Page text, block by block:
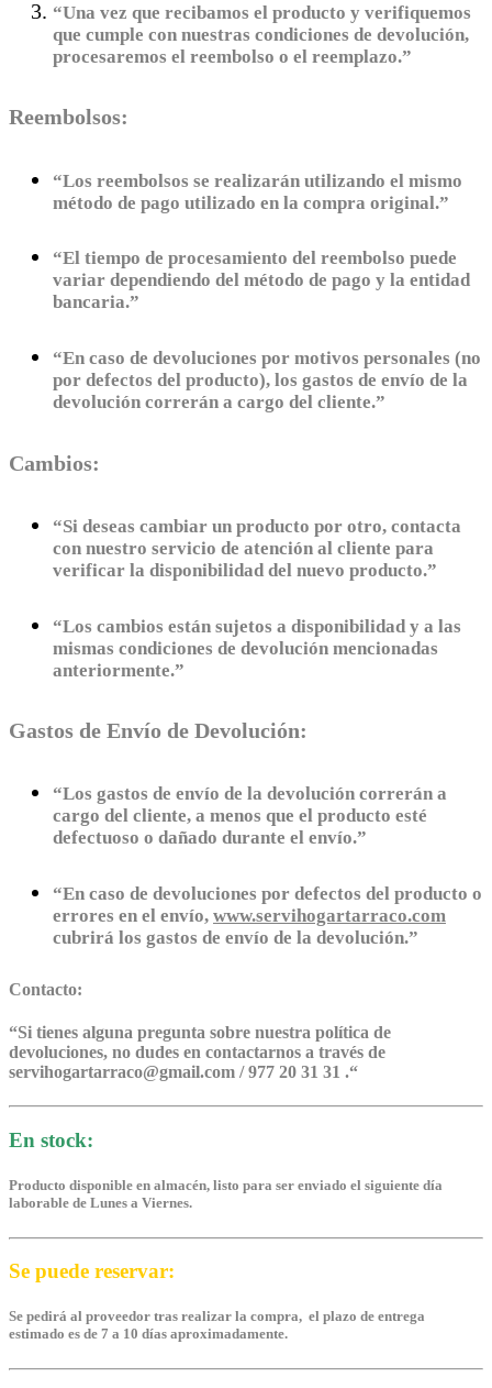
“Una vez que recibamos el producto y verifiquemos
que cumple con nuestras condiciones de devolución,
procesaremos el reembolso o el reemplazo.”
Reembolsos:
“Los reembolsos se realizarán utilizando el mismo
método de pago utilizado en la compra original.”
“El tiempo de procesamiento del reembolso puede
variar dependiendo del método de pago y la entidad
bancaria.”
“En caso de devoluciones por motivos personales (no
por defectos del producto), los gastos de envío de la
devolución correrán a cargo del cliente.”
Cambios:
“Si deseas cambiar un producto por otro, contacta
con nuestro servicio de atención al cliente para
verificar la disponibilidad del nuevo producto.”
“Los cambios están sujetos a disponibilidad y a las
mismas condiciones de devolución mencionadas
anteriormente.”
Gastos de Envío de Devolución:
“Los gastos de envío de la devolución correrán a
cargo del cliente, a menos que el producto esté
defectuoso o dañado durante el envío.”
“En caso de devoluciones por defectos del producto o
errores en el envío, www.servihogartarraco.com
cubrirá los gastos de envío de la devolución.”
Contacto:
“Si tienes alguna pregunta sobre nuestra política de
devoluciones, no dudes en contactarnos a través de
servihogartarraco@gmail.com / 977 20 31 31 .“
En stock:
Producto disponible en almacén, listo para ser enviado el siguiente día
laborable de Lunes a Viernes.
Se puede reservar:
Se pedirá al proveedor tras realizar la compra, el plazo de entrega
estimado es de 7 a 10 días aproximadamente.